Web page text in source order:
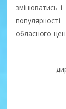
змінюватись і
обласного